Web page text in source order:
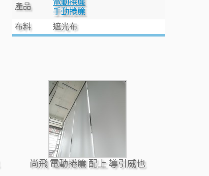
產品
手動捲簾
布料
遮光布
尚飛 電動捲簾 配上 導引威也